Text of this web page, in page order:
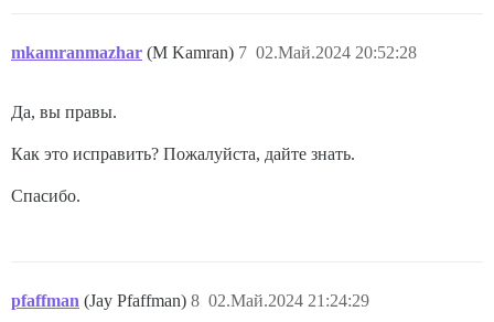
mkamranmazhar (M Kamran) 02.Май.2024 20:52:28
7
Да, вы правы.
Как это исправить? Пожалуйста, дайте знать.
Спасибо.
pfaffman (Jay Pfaffman) 02.Май.2024 21:24:29
8